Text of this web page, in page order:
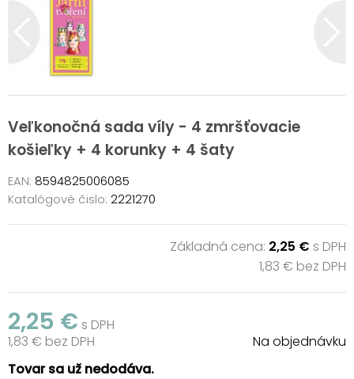
Veľkonočná sada víly - 4 zmršťovacie
košieľky + 4 korunky + 4 šaty
EAN: 8594825006085
Katalógové čislo: 2221270
Základná cena: 2,25 € s DPH
1,83 € bez DPH
2,25 € s DPH
1,83 € bez DPH
Na objednávku
Tovar sa už nedodáva.